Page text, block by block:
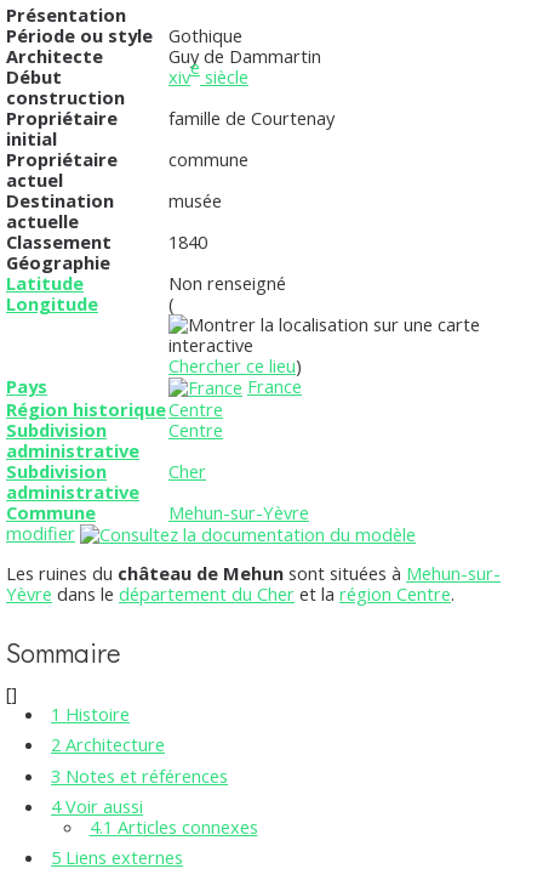
Présentation
Période ou style
Gothique
Architecte
Guy de Dammartin
Début
construction
xive siècle
Propriétaire
initial
famille de Courtenay
Propriétaire
actuel
commune
Destination
actuelle
musée
Classement
1840
Géographie
Latitude
Longitude
Non renseigné
(
Chercher ce lieu)
Pays
France
Région historiqueCentre
Subdivision
administrative
Centre
Subdivision
administrative
Cher
Commune
Mehun-sur-Yèvre
modifier
Les ruines du château de Mehun sont situées à Mehun-sur-
Yèvre dans le département du Cher et la région Centre.
Sommaire
[]
1 Histoire
2 Architecture
3 Notes et références
4 Voir aussi
4.1 Articles connexes
5 Liens externes